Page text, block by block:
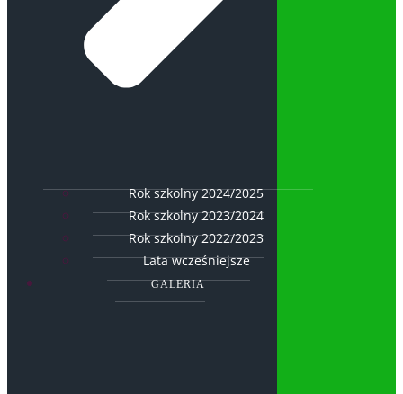
Rok szkolny 2024/2025
Rok szkolny 2023/2024
Rok szkolny 2022/2023
Lata wcześniejsze
GALERIA